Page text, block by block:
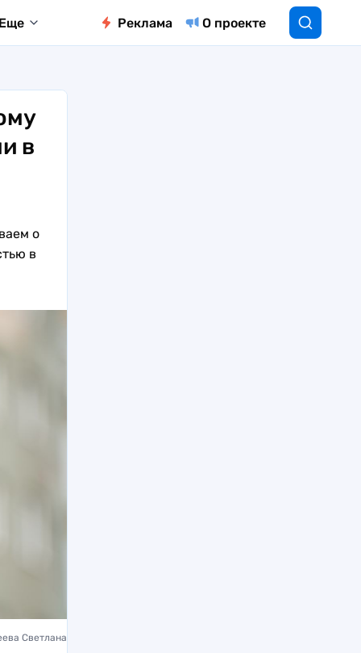
Реклама О проекте
в
о
в
Светлана